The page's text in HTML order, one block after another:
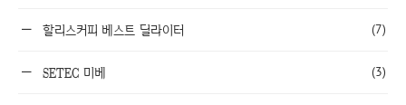
할리스커피 베스트 딜라이터 (7)
SETEC 미베 (3)